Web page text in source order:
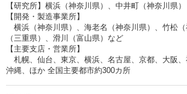
【研究所】横浜（神奈川県）、中井町（神奈川県）
【開発・製造事業所】
横浜（神奈川県）、海老名（神奈川県）、竹松
（三重県）、滑川（富山県）など
【主要支店・営業所】
札幌、仙台、東京、横浜、名古屋、京都、大阪、
沖縄、ほか 全国主要都市約300カ所